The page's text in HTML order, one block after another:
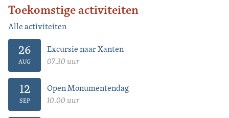
Toekomstige activiteiten
Alle activiteiten
26
AUG
Excursie naar Xanten
07.30 uur
12
SEP
Open Monumentendag
10.00 uur